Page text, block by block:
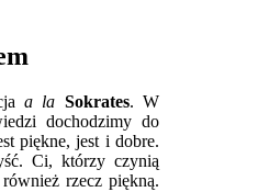
a la Sokrates. W
dochodzimy do
piękne, jest i dobre.
Ci, którzy czynią
rzecz piękną.